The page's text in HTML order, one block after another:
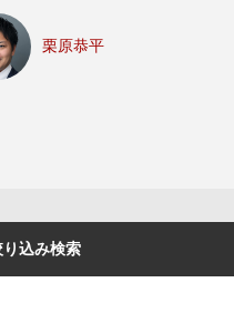
栗原恭平
り込み検索